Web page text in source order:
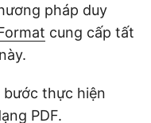
pháp duy
cung cấp tất
bước thực hiện
PDF.